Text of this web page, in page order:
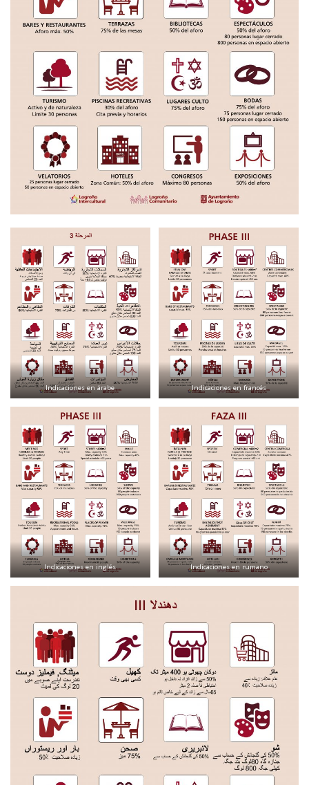
Indicaciones en árabe Indicaciones en francés
Indicaciones en inglés Indicaciones en rumano